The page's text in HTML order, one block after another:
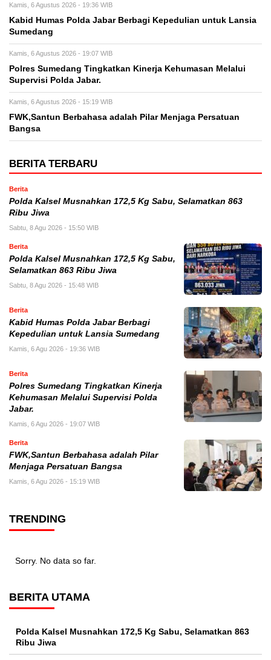
Kamis, 6 Agustus 2026 - 19:36 WIB
Kabid Humas Polda Jabar Berbagi Kepedulian untuk Lansia
Sumedang
Kamis, 6 Agustus 2026 - 19:07 WIB
Polres Sumedang Tingkatkan Kinerja Kehumasan Melalui
Supervisi Polda Jabar.
Kamis, 6 Agustus 2026 - 15:19 WIB
FWK,Santun Berbahasa adalah Pilar Menjaga Persatuan
Bangsa
BERITA TERBARU
Berita
Polda Kalsel Musnahkan 172,5 Kg Sabu, Selamatkan 863
Ribu Jiwa
Sabtu, 8 Agu 2026 - 15:50 WIB
Berita
Polda Kalsel Musnahkan 172,5 Kg Sabu,
Selamatkan 863 Ribu Jiwa
Sabtu, 8 Agu 2026 - 15:48 WIB
Berita
Kabid Humas Polda Jabar Berbagi
Kepedulian untuk Lansia Sumedang
Kamis, 6 Agu 2026 - 19:36 WIB
Berita
Polres Sumedang Tingkatkan Kinerja
Kehumasan Melalui Supervisi Polda
Jabar.
Kamis, 6 Agu 2026 - 19:07 WIB
Berita
FWK,Santun Berbahasa adalah Pilar
Menjaga Persatuan Bangsa
Kamis, 6 Agu 2026 - 15:19 WIB
TRENDING
Sorry. No data so far.
BERITA UTAMA
Polda Kalsel Musnahkan 172,5 Kg Sabu, Selamatkan 863
Ribu Jiwa